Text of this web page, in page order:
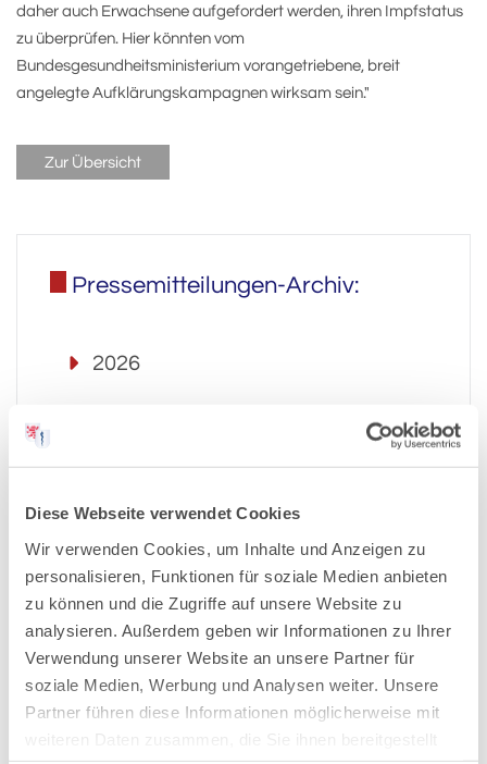
Diese Webseite verwendet Cookies
Wir verwenden Cookies, um Inhalte und Anzeigen zu
personalisieren, Funktionen für soziale Medien anbieten
zu können und die Zugriffe auf unsere Website zu
analysieren. Außerdem geben wir Informationen zu Ihrer
Verwendung unserer Website an unsere Partner für
soziale Medien, Werbung und Analysen weiter. Unsere
Partner führen diese Informationen möglicherweise mit
daher auch Erwachsene aufgefordert werden, ihren Impfstatus
zu überprüfen. Hier könnten vom
Bundesgesundheitsministerium vorangetriebene, breit
angelegte Aufklärungskampagnen wirksam sein."
Zur Übersicht
Pressemitteilungen-Archiv:
2026
2023
2022
2021